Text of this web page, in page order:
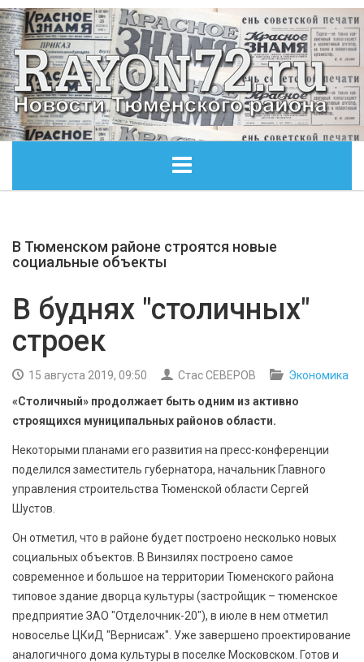
ОБЩЕСТВО
КУЛЬТУРА
БЕЗОПАСНОСТЬ
АРХИВ PDF
В Тюменском районе строятся новые
социальные объекты
В буднях "столичных"
строек
15 августа 2019, 09:50 Стас СЕВЕРОВ
Экономика
«Столичный» продолжает быть одним из активно
строящихся муниципальных районов области.
Некоторыми планами его развития на пресс-конференции
поделился заместитель губернатора, начальник Главного
управления строительства Тюменской области Сергей
Шустов.
Он отметил, что в районе будет построено несколько новых
социальных объектов. В Винзилях построено самое
современное и большое на территории Тюменского района
типовое здание дворца культуры (застройщик – тюменское
предприятие ЗАО "Отделочник-20"), в июле в нем отметил
новоселье ЦКиД "Вернисаж". Уже завершено проектирование
аналогичного дома культуры в поселке Московском. Готов и